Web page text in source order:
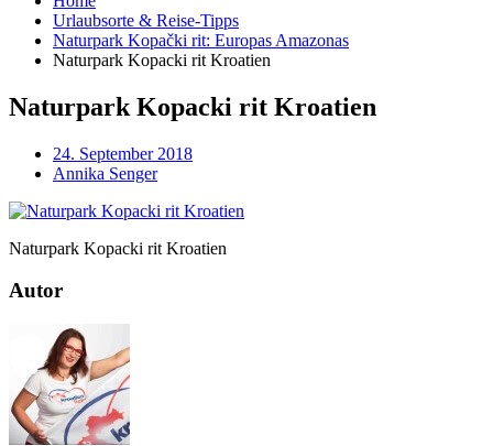
Urlaubsorte & Reise-Tipps
Naturpark Kopački rit: Europas Amazonas
Naturpark Kopacki rit Kroatien
Naturpark Kopacki rit Kroatien
24. September 2018
Annika Senger
Naturpark Kopacki rit Kroatien
Autor